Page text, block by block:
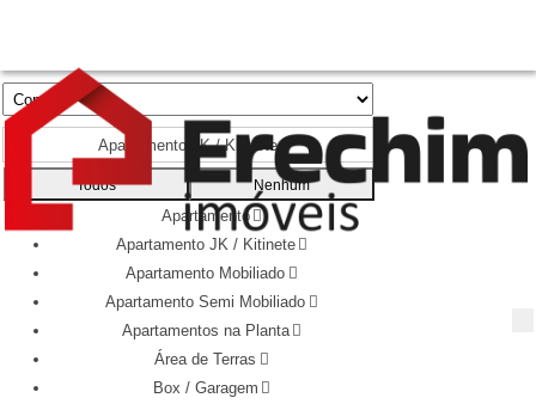
Apartamento JK / Kitinete
Todos Nenhum
Apartamento
Apartamento JK / Kitinete
Apartamento Mobiliado
Apartamento Semi Mobiliado
Apartamentos na Planta
Área de Terras
Box / Garagem